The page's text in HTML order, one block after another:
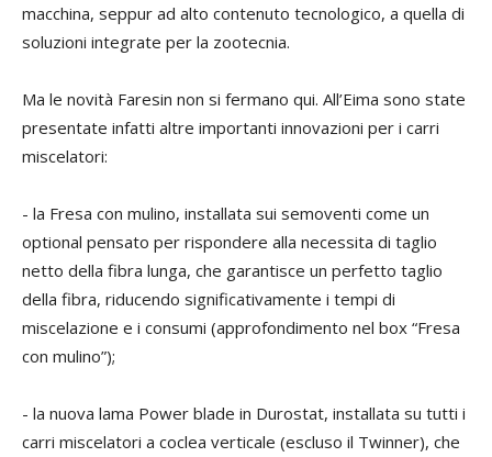
macchina, seppur ad alto contenuto tecnologico, a quella di
soluzioni integrate per la zootecnia.
Ma le novità Faresin non si fermano qui. All’Eima sono state
presentate infatti altre importanti innovazioni per i carri
miscelatori:
- la Fresa con mulino, installata sui semoventi come un
optional pensato per rispondere alla necessita di taglio
netto della fibra lunga, che garantisce un perfetto taglio
della fibra, riducendo significativamente i tempi di
miscelazione e i consumi (approfondimento nel box “Fresa
con mulino”);
- la nuova lama Power blade in Durostat, installata su tutti i
carri miscelatori a coclea verticale (escluso il Twinner), che